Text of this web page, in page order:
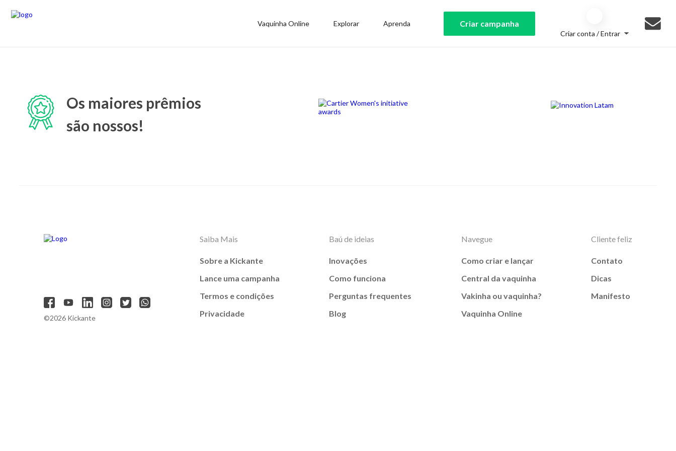
Vaquinha Online Explorar Aprenda Criar campanha
Criar conta / Entrar
Os maiores prêmios
são nossos!
©2026 Kickante
Saiba Mais
Sobre a Kickante
Lance uma campanha
Termos e condições
Privacidade
Baú de ideias
Inovações
Como funciona
Perguntas frequentes
Blog
Navegue
Como criar e lançar
Central da vaquinha
Vakinha ou vaquinha?
Vaquinha Online
Cliente feliz
Contato
Dicas
Manifesto